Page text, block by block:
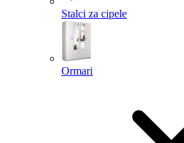
Stalci za cipele
Ormari